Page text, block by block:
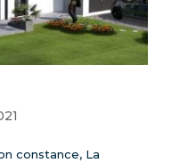
constance, La